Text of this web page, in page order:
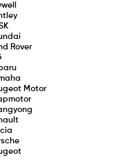
Rover
Motor